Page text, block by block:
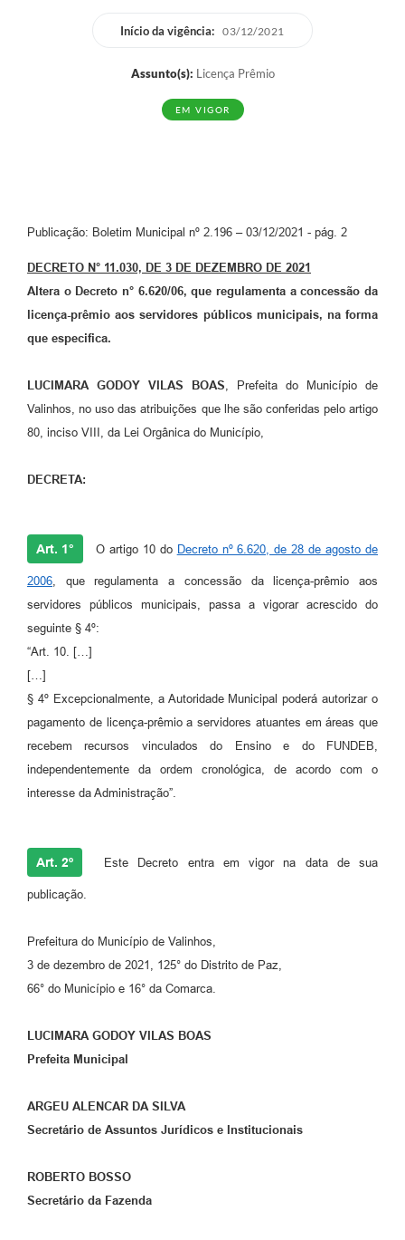
Contratação de estagiário - estudante de Direito -
Vagas de emprego no PAT Valinhos
Turismo
Projetos
Links
Telefones Úteis
Enquete
Agenda
SIC
Início da vigência: 03/12/2021
Assunto(s): Licença Prêmio
EM VIGOR
Publicação: Boletim Municipal nº 2.196 – 03/12/2021 - pág. 2
DECRETO N° 11.030, DE 3 DE DEZEMBRO DE 2021
Altera o Decreto n° 6.620/06, que regulamenta a concessão da
licença-prêmio aos servidores públicos municipais, na forma
que especifica.
LUCIMARA GODOY VILAS BOAS, Prefeita do Município de
Valinhos, no uso das atribuições que lhe são conferidas pelo artigo
80, inciso VIII, da Lei Orgânica do Município,
DECRETA:
Art. 1° O artigo 10 do Decreto nº 6.620, de 28 de agosto de
2006, que regulamenta a concessão da licença-prêmio aos
servidores públicos municipais, passa a vigorar acrescido do
seguinte § 4º:
“Art. 10. […]
[…]
§ 4º Excepcionalmente, a Autoridade Municipal poderá autorizar o
pagamento de licença-prêmio a servidores atuantes em áreas que
recebem recursos vinculados do Ensino e do FUNDEB,
independentemente da ordem cronológica, de acordo com o
interesse da Administração”.
Art. 2º Este Decreto entra em vigor na data de sua
publicação.
Prefeitura do Município de Valinhos,
3 de dezembro de 2021, 125° do Distrito de Paz,
66° do Município e 16° da Comarca.
LUCIMARA GODOY VILAS BOAS
Prefeita Municipal
ARGEU ALENCAR DA SILVA
Secretário de Assuntos Jurídicos e Institucionais
ROBERTO BOSSO
Secretário da Fazenda